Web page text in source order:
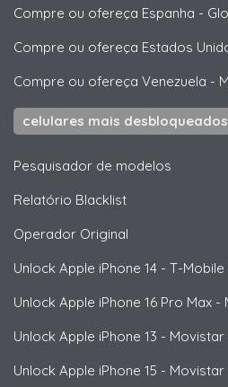
Compre ou ofereça Espanha -
Compre ou ofereça Estados
Compre ou ofereça Venezuela -
celulares mais desbloqueados
Pesquisador de modelos
Relatório Blacklist
Operador Original
Unlock Apple iPhone 14 - T-Mobile
Unlock Apple iPhone 16 Pro Max -
Unlock Apple iPhone 13 - Movistar
Unlock Apple iPhone 15 - Movistar